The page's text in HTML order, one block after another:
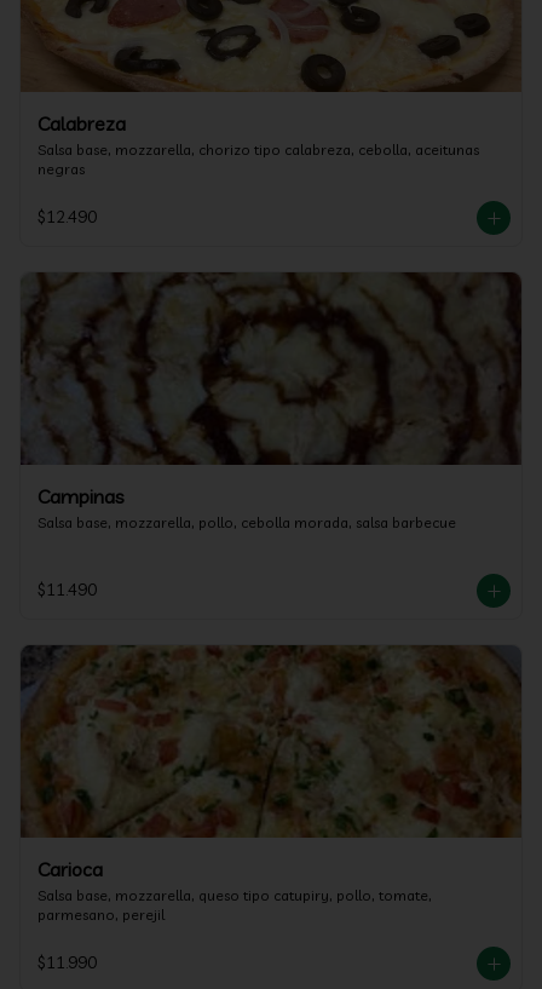
Calabreza
Salsa base, mozzarella, chorizo tipo calabreza, cebolla, aceitunas
negras
$12.490
Campinas
Salsa base, mozzarella, pollo, cebolla morada, salsa barbecue
$11.490
Carioca
Salsa base, mozzarella, queso tipo catupiry, pollo, tomate,
parmesano, perejil
$11.990